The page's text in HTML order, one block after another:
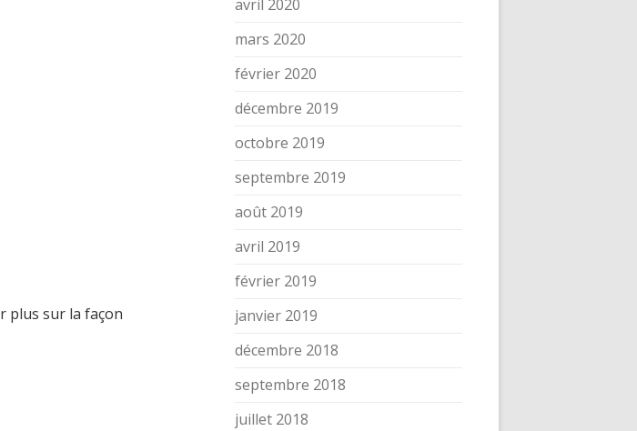
plus sur la façon
avril 2020
mars 2020
février 2020
décembre 2019
octobre 2019
septembre 2019
août 2019
avril 2019
février 2019
janvier 2019
décembre 2018
septembre 2018
juillet 2018